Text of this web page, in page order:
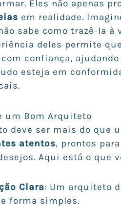
Eles não apenas
em realidade.
sabe como trazê-la à
deles permite
confiança,
esteja em
um Bom Arquiteto
deve ser mais do que
atentos, prontos
Aqui está o que
Clara: Um arquiteto
forma simples.